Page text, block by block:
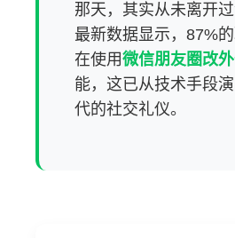
那天，其实从未离开过
最新数据显示，87%
在使用微信朋友圈改
能，这已从技术手段
代的社交礼仪。